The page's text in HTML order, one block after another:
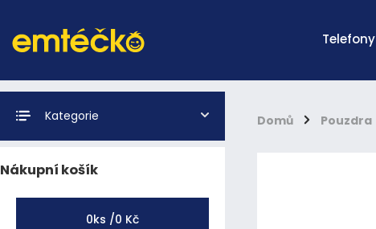
Telefony
Domů / Pouzdra
Kategorie
Nákupní košík
0ks /0 Kč